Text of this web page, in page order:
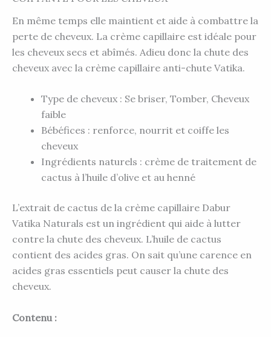
En même temps elle maintient et aide à combattre la
perte de cheveux. La crème capillaire est idéale pour
les cheveux secs et abîmés. Adieu donc la chute des
cheveux avec la crème capillaire anti-chute Vatika.
Type de cheveux : Se briser, Tomber, Cheveux
faible
Bébéfices : renforce, nourrit et coiffe les
cheveux
Ingrédients naturels : crème de traitement de
cactus à l’huile d’olive et au henné
L’extrait de cactus de la crème capillaire Dabur
Vatika Naturals est un ingrédient qui aide à lutter
contre la chute des cheveux. L’huile de cactus
contient des acides gras. On sait qu’une carence en
acides gras essentiels peut causer la chute des
cheveux.
Contenu :